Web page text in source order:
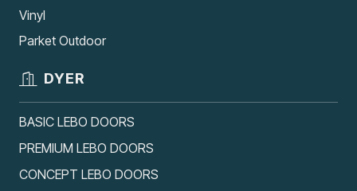
Vinyl
Parket Outdoor
DYER
BASIC LEBO DOORS
PREMIUM LEBO DOORS
CONCEPT LEBO DOORS